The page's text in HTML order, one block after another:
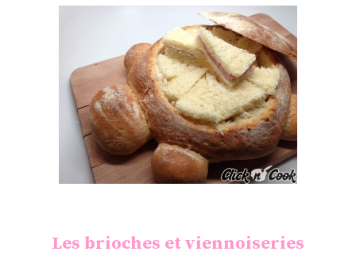
Les brioches et viennoiseries